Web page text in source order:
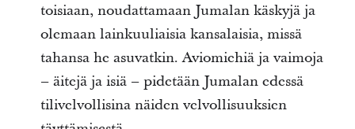
toisiaan, noudattamaan Jumalan käskyjä ja
olemaan lainkuuliaisia kansalaisia, missä
tahansa he asuvatkin. Aviomiehiä ja vaimoja
– äitejä ja isiä – pidetään Jumalan edessä
tilivelvollisina näiden velvollisuuksien